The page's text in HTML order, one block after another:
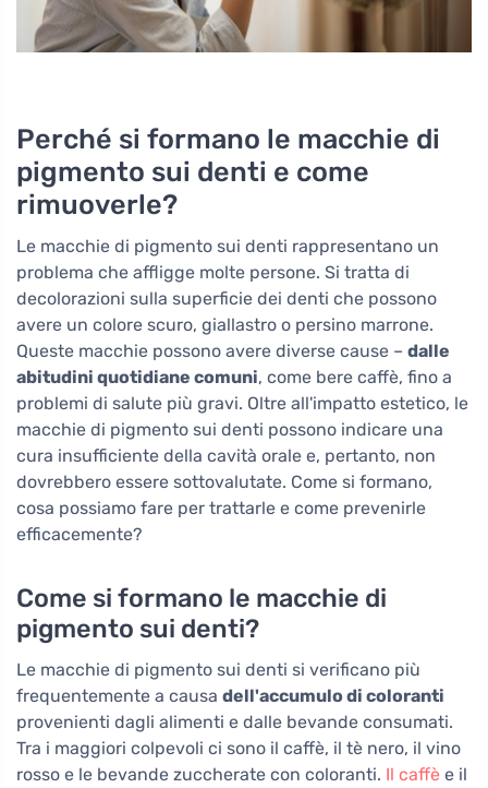
Perché si formano le macchie di
pigmento sui denti e come
rimuoverle?
Le macchie di pigmento sui denti rappresentano un
problema che affligge molte persone. Si tratta di
decolorazioni sulla superficie dei denti che possono
avere un colore scuro, giallastro o persino marrone.
Queste macchie possono avere diverse cause – dalle
abitudini quotidiane comuni, come bere caffè, fino a
problemi di salute più gravi. Oltre all'impatto estetico, le
macchie di pigmento sui denti possono indicare una
cura insufficiente della cavità orale e, pertanto, non
dovrebbero essere sottovalutate. Come si formano,
cosa possiamo fare per trattarle e come prevenirle
efficacemente?
Come si formano le macchie di
pigmento sui denti?
Le macchie di pigmento sui denti si verificano più
frequentemente a causa dell'accumulo di coloranti
provenienti dagli alimenti e dalle bevande consumati.
Tra i maggiori colpevoli ci sono il caffè, il tè nero, il vino
rosso e le bevande zuccherate con coloranti. Il caffè e il